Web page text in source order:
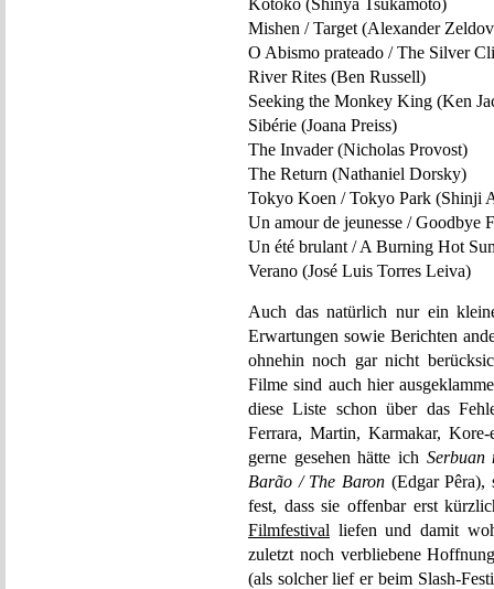
Kotoko (Shinya Tsukamoto)
Mishen / Target (Alexander
O Abismo prateado / The Silver
River Rites (Ben Russell)
Seeking the Monkey King (Ken
Sibérie (Joana Preiss)
The Invader (Nicholas Provost)
The Return (Nathaniel Dorsky)
Tokyo Koen / Tokyo Park (Shinji
Un amour de jeunesse / Goodbye
Un été brulant / A Burning Hot
Verano (José Luis Torres Leiva)
Auch das natürlich nur ein
Erwartungen sowie Berichten
ohnehin noch gar nicht
Filme sind auch hier
diese Liste schon über das
Ferrara, Martin, Karmakar,
gerne gesehen hätte ich
Barão / The Baron (Edgar Pêra),
fest, dass sie offenbar erst
Filmfestival liefen und damit
zuletzt noch verbliebene
(als solcher lief er beim Slash-